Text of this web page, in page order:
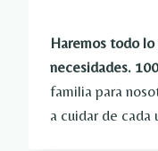
Haremos todo
necesidades.
familia para
a cuidar de cada